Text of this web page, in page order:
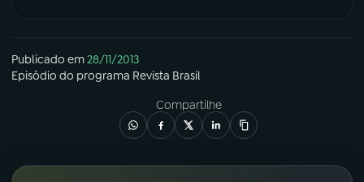
Publicado em28/11/2013
Episódio do programa Revista Brasil
Compartilhe